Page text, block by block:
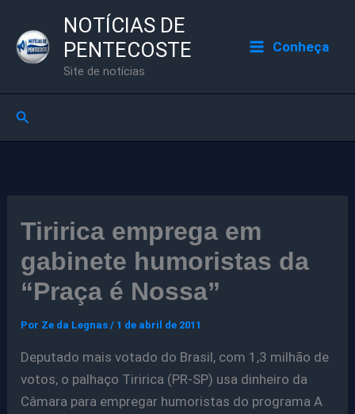
para
NOTÍCIAS DE
PENTECOSTE
Site de notícias
Conheça
Pesquisar
Tiririca emprega em
gabinete humoristas da
“Praça é Nossa”
Por Ze da Legnas/ 1 de abril de 2011
Deputado mais votado do Brasil, com 1,3 milhão de
votos, o palhaço Tiririca (PR-SP) usa dinheiro da
Câmara para empregar humoristas do programa A